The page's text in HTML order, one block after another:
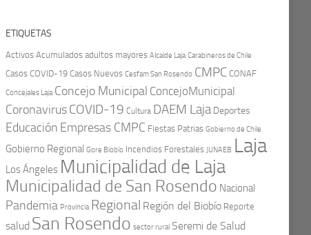
ETIQUETAS
Activos Acumulados adultos mayores Alcalde Laja Carabineros de Chile
Casos COVID-19 Casos Nuevos Cesfam San Rosendo CMPC CONAF
Concejales Laja Concejo Municipal ConcejoMunicipal
CoronavirusCOVID-19 Cultura DAEM Laja Deportes
Educación Empresas CMPC Fiestas Patrias Gobierno de Chile
Gobierno Regional Gore Biobío Incendios Forestales JUNAEB Laja
Los Ángeles Municipalidad de Laja
Municipalidad de San Rosendo Nacional
Pandemia Provincia Regional Región del Biobío Reporte
salud San Rosendo sector rural Seremi de Salud